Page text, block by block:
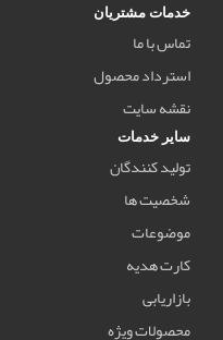
خدمات مشتریان
تماس با ما
استرداد محصول
نقشه سایت
سایر خدمات
تولید کنندگان
شخصیت ها
موضوعات
کارت هدیه
بازاریابی
محصولات ویژه